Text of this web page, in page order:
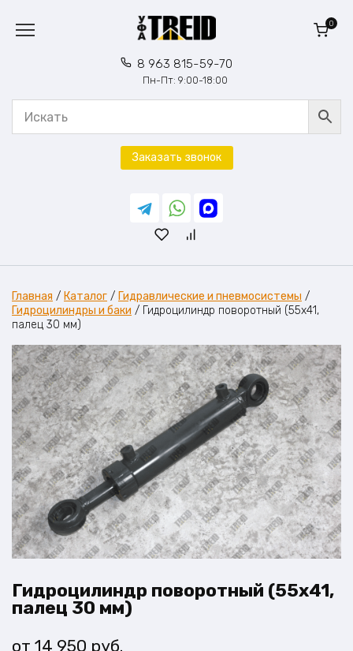
содержанию
8 963 815-59-70
Пн-Пт: 9:00-18:00
0
Заказать звонок
Главная / Каталог / Гидравлические и пневмосистемы /
Гидроцилиндры и баки / Гидроцилиндр поворотный (55х41,
палец 30 мм)
Гидроцилиндр поворотный (55х41,
палец 30 мм)
14 950 руб.